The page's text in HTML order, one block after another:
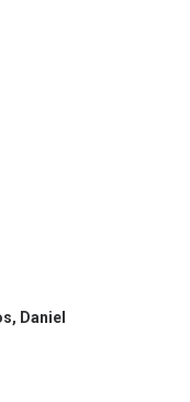
Michael
Daniel